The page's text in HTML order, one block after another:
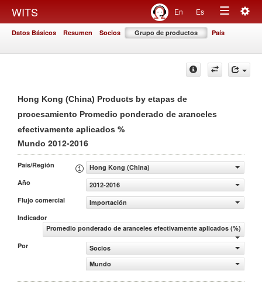
WITS En Es
Toggle
Datos Básicos Resumen Socios Grupo de productos País
Hong Kong (China) Products by etapas de
procesamiento Promedio ponderado de aranceles
efectivamente aplicados %
Mundo 2012-2016
País/Región
Hong Kong (China)
Año
2012-2016
Flujo comercial
Importación
Indicador
Promedio ponderado de aranceles efectivamente aplicados (%)
Por
Socios
Mundo